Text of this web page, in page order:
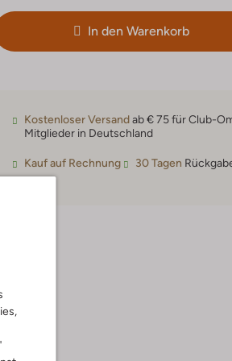
In den Warenkorb
Kostenloser Versandab € 75 für Club-
Mitglieder in Deutschland
Kauf auf Rechnung 30 Tagen